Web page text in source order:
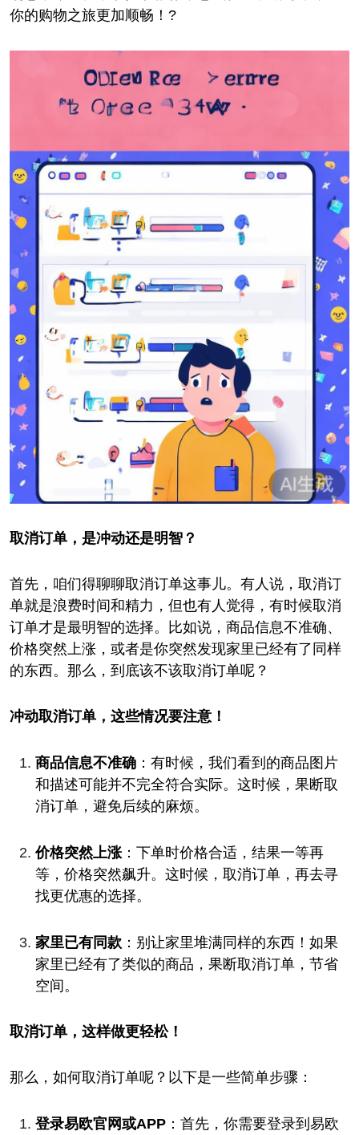
你的购物之旅更加顺畅！?
取消订单，是冲动还是明智？
首先，咱们得聊聊取消订单这事儿。有人说，取消订
单就是浪费时间和精力，但也有人觉得，有时候取消
订单才是最明智的选择。比如说，商品信息不准确、
价格突然上涨，或者是你突然发现家里已经有了同样
的东西。那么，到底该不该取消订单呢？
冲动取消订单，这些情况要注意！
商品信息不准确 ：有时候，我们看到的商品图片
和描述可能并不完全符合实际。这时候，果断取
消订单，避免后续的麻烦。
价格突然上涨 ：下单时价格合适，结果一等再
等，价格突然飙升。这时候，取消订单，再去寻
找更优惠的选择。
家里已有同款 ：别让家里堆满同样的东西！如果
家里已经有了类似的商品，果断取消订单，节省
空间。
取消订单，这样做更轻松！
那么，如何取消订单呢？以下是一些简单步骤：
登录易欧官网或APP ：首先，你需要登录到易欧